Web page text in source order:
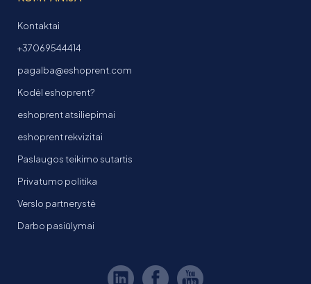
Kontaktai
+37069544414
pagalba@eshoprent.com
Kodėl eshoprent?
eshoprent atsiliepimai
eshoprent rekvizitai
Paslaugos teikimo sutartis
Privatumo politika
Verslo partnerystė
Darbo pasiūlymai